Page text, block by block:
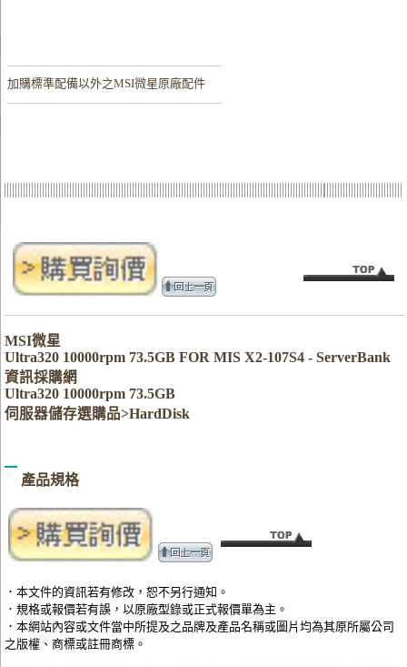
加購標準配備以外之MSI微星原廠配件
MSI微星
Ultra320 10000rpm 73.5GB FOR MIS X2-107S4 - ServerBank
資訊採購網
Ultra320 10000rpm 73.5GB
伺服器儲存選購品>HardDisk
產品規格
．本文件的資訊若有修改，恕不另行通知。
．規格或報價若有誤，以原廠型錄或正式報價單為主。
．本網站內容或文件當中所提及之品牌及產品名稱或圖片均為其原所屬公司
之版權、商標或註冊商標。